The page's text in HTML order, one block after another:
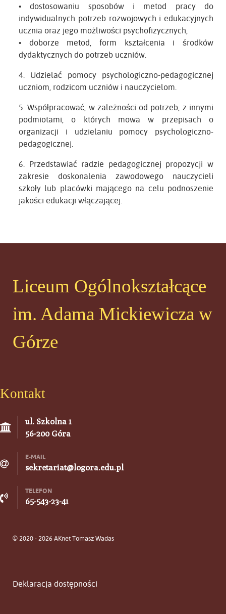
• dostosowaniu sposobów i metod pracy do
indywidualnych potrzeb rozwojowych i edukacyjnych
ucznia oraz jego możliwości psychofizycznych,
• doborze metod, form kształcenia i środków
dydaktycznych do potrzeb uczniów.
4. Udzielać pomocy psychologiczno-pedagogicznej
uczniom, rodzicom uczniów i nauczycielom.
5. Współpracować, w zależności od potrzeb, z innymi
podmiotami, o których mowa w przepisach o
organizacji i udzielaniu pomocy psychologiczno-
pedagogicznej.
6. Przedstawiać radzie pedagogicznej propozycji w
zakresie doskonalenia zawodowego nauczycieli
szkoły lub placówki mającego na celu podnoszenie
jakości edukacji włączającej.
Liceum Ogólnokształcące
im. Adama Mickiewicza w
Górze
Kontakt
ul. Szkolna 1
56-200 Góra
E-MAIL
sekretariat@logora.edu.pl
TELEFON
65-543-23-41
© 2020 - 2026 AKnet Tomasz Wadas
Deklaracja dostępności